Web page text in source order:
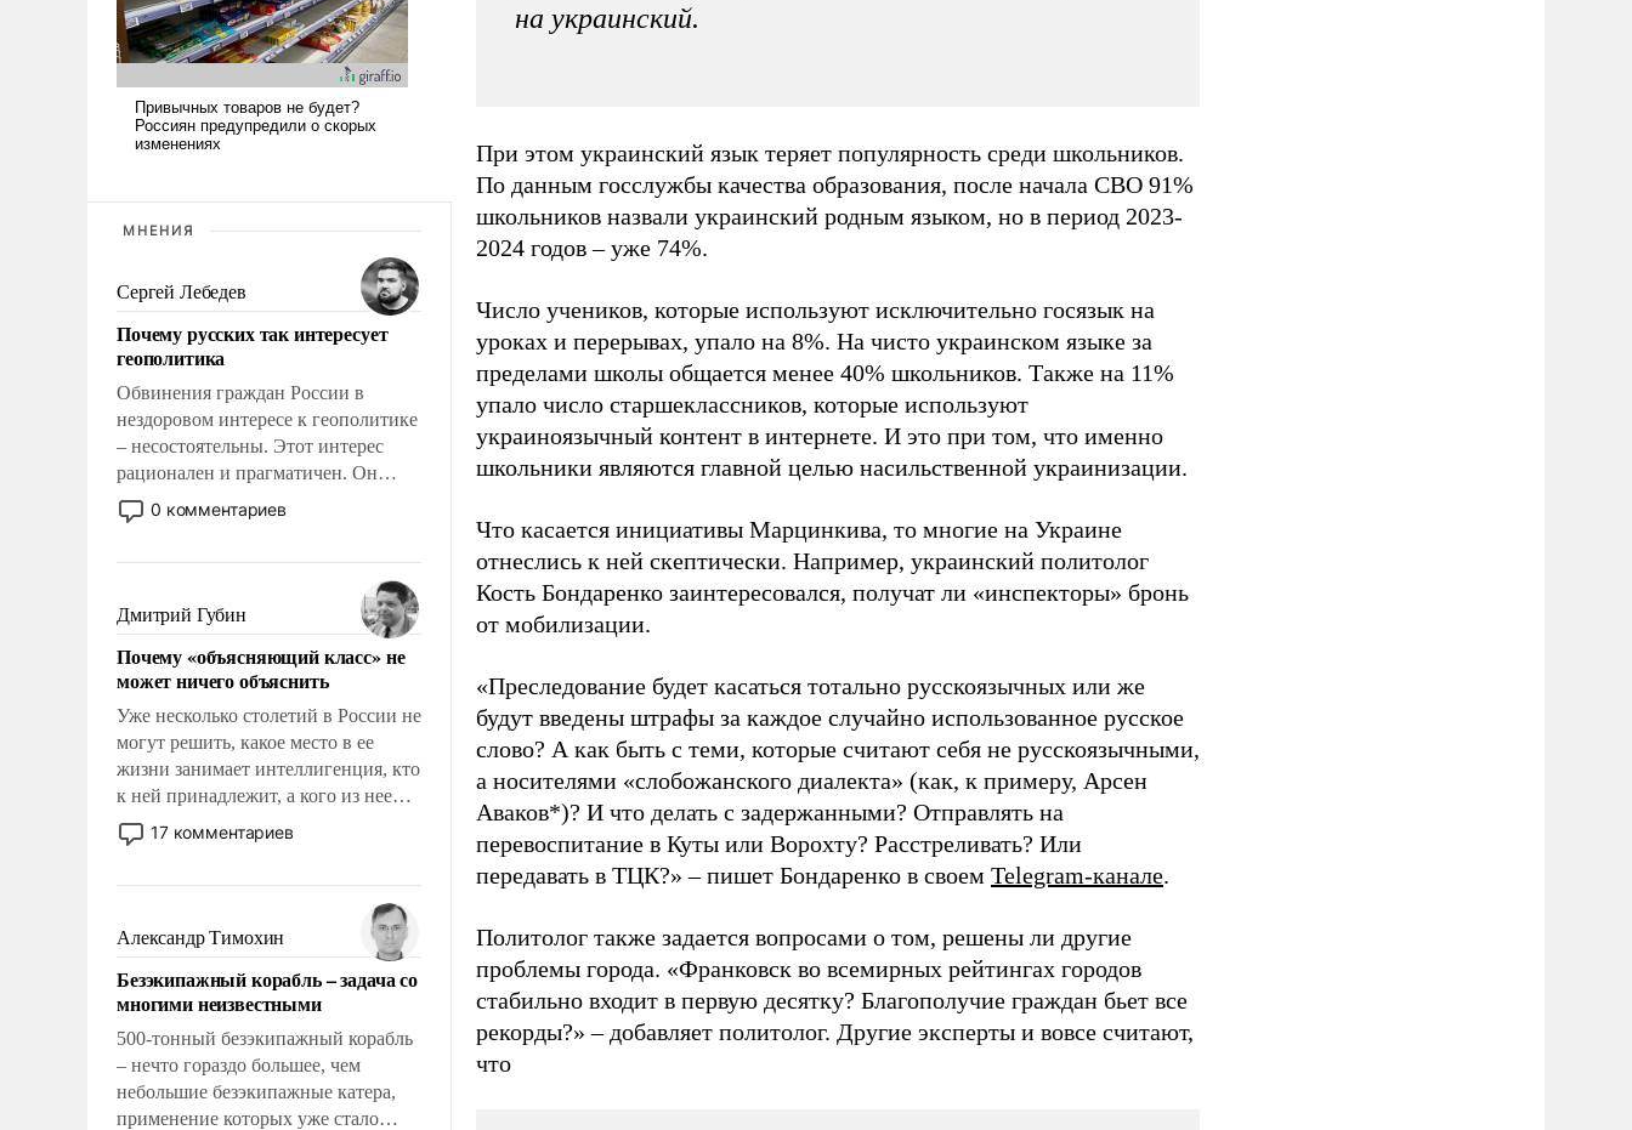
МНЕНИЯ
Сергей Лебедев
Почему русских так интересует
геополитика
Обвинения граждан России в
нездоровом интересе к геополитике
– несостоятельны. Этот интерес
рационален и прагматичен. Он
обусловлен тысячелетним опытом
выживания в крайне непростых
знанием, что мировая политика
имеет свойство заявляться на порог
нашего дома.
0 комментариев
Дмитрий Губин
Почему «объясняющий класс» не
может ничего объяснить
Уже несколько столетий в России не
могут решить, какое место в ее
жизни занимает интеллигенция, кто
к ней принадлежит, а кого из нее
исключили с правом
восстановления и без оного. И чем
казалось, что эти вопросы решены
раз и навсегда, но – нет, не решены.
17 комментариев
Александр Тимохин
Безэкипажный корабль – задача со
многими неизвестными
500-тонный безэкипажный корабль
– нечто гораздо большее, чем
небольшие безэкипажные катера,
применение которых уже стало
на украинский.
При этом украинский язык теряет популярность среди школьников.
По данным госслужбы качества образования, после начала СВО 91%
школьников назвали украинский родным языком, но в период 2023-
2024 годов – уже 74%.
Число учеников, которые используют исключительно госязык на
уроках и перерывах, упало на 8%. На чисто украинском языке за
пределами школы общается менее 40% школьников. Также на 11%
упало число старшеклассников, которые используют
украиноязычный контент в интернете. И это при том, что именно
школьники являются главной целью насильственной украинизации.
Что касается инициативы Марцинкива, то многие на Украине
отнеслись к ней скептически. Например, украинский политолог
Кость Бондаренко заинтересовался, получат ли «инспекторы» бронь
от мобилизации.
«Преследование будет касаться тотально русскоязычных или же
будут введены штрафы за каждое случайно использованное русское
слово? А как быть с теми, которые считают себя не русскоязычными,
а носителями «слобожанского диалекта» (как, к примеру, Арсен
Аваков*)? И что делать с задержанными? Отправлять на
перевоспитание в Куты или Ворохту? Расстреливать? Или
передавать в ТЦК?» – пишет Бондаренко в своем Telegram-канале.
Политолог также задается вопросами о том, решены ли другие
проблемы города. «Франковск во всемирных рейтингах городов
стабильно входит в первую десятку? Благополучие граждан бьет все
рекорды?» – добавляет политолог. Другие эксперты и вовсе считают,
что